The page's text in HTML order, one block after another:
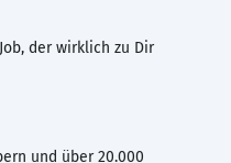
der wirklich zu Dir
und über 20.000